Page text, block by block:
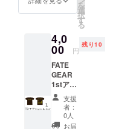
ディに
ゴール
ントで
す。XL
サイ
ズ。
を
選
択
す
る
4,0
00 円
残り10
FATE
GEAR
1stアル
バム「A
Light in
Black」
支援
者：
0人
お届